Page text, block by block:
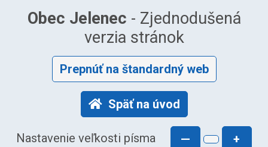
Obec Jelenec - Zjednodušená
verzia stránok
Prepnúť na štandardný web
Späť na úvod
Nastavenie veľkosti písma — +